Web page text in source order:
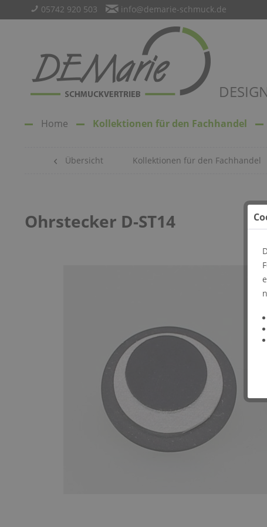
05742 920 503 info@demarie-schmuck.de
Home Kollektionen für den Fachhandel
Übersicht Kollektionen für den Fachhandel
Ohrstecker D-ST14